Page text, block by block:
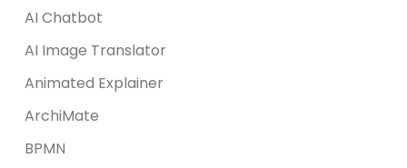
AI Chatbot
AI Image Translator
Animated Explainer
ArchiMate
BPMN